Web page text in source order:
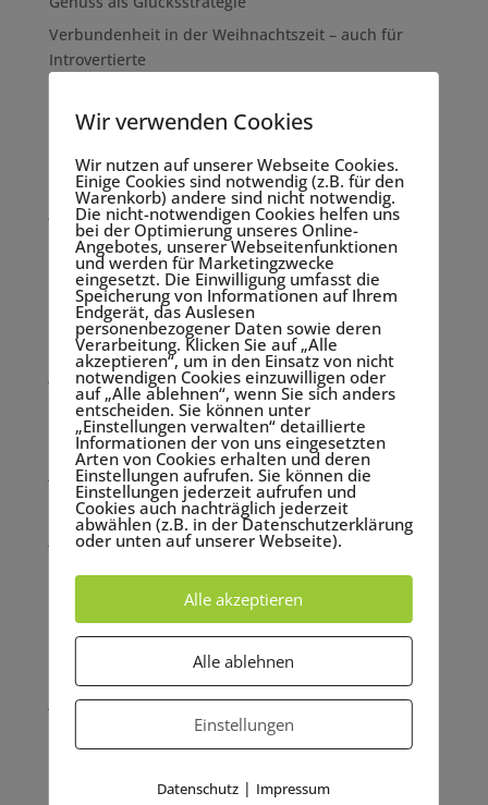
Verbundenheit in der Weihnachtszeit – auch für
Introvertierte
Neueste Kommentare
Archiv
Januar 2025
Oktober 2024
April 2024
März 2024
Dezember 2023
Juni 2023
Mai 2023
Februar 2023
Januar 2023
September 2022
Juni 2022
November 2021
Juni 2021
Wir verwenden Cookies
Wir nutzen auf unserer Webseite Cookies.
Einige Cookies sind notwendig (z.B. für den
Warenkorb) andere sind nicht notwendig.
Die nicht-notwendigen Cookies helfen uns
bei der Optimierung unseres Online-
Angebotes, unserer Webseitenfunktionen
und werden für Marketingzwecke
eingesetzt. Die Einwilligung umfasst die
Speicherung von Informationen auf Ihrem
Endgerät, das Auslesen
personenbezogener Daten sowie deren
Verarbeitung. Klicken Sie auf „Alle
akzeptieren“, um in den Einsatz von nicht
notwendigen Cookies einzuwilligen oder
auf „Alle ablehnen“, wenn Sie sich anders
entscheiden. Sie können unter
„Einstellungen verwalten“ detaillierte
Informationen der von uns eingesetzten
Arten von Cookies erhalten und deren
Einstellungen aufrufen. Sie können die
Einstellungen jederzeit aufrufen und
Cookies auch nachträglich jederzeit
abwählen (z.B. in der Datenschutzerklärung
oder unten auf unserer Webseite).
Alle akzeptieren
Alle ablehnen
Einstellungen
Datenschutz | Impressum